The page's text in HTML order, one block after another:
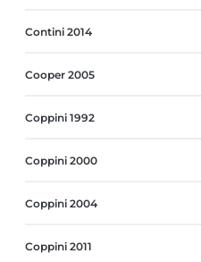
Contini 2014
Cooper 2005
Coppini 1992
Coppini 2000
Coppini 2004
Coppini 2011